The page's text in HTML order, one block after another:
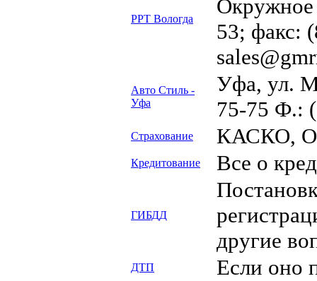
РРТ Вологда
Окружное
53; факс:
Авто Стиль -
Уфа
Уфа, ул.
75-75 Ф.:
Страхование КАСКО,
Кредитование Все о
ГИБДД
другие
ДТП Если оно